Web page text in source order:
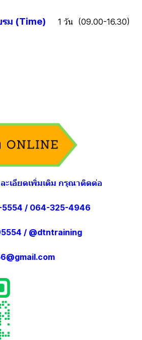
รม (Time) 1 วัน (09.00-16.30)
ะเอียดเพิ่มเติม กรุณาติดต่อ
/ 064-325-4946
/ @dtntraining